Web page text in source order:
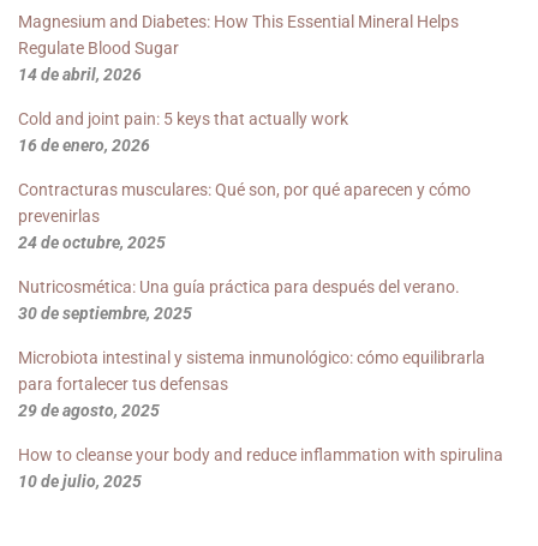
Magnesium and Diabetes: How This Essential Mineral Helps
Regulate Blood Sugar
14 de abril, 2026
Cold and joint pain: 5 keys that actually work
16 de enero, 2026
Contracturas musculares: Qué son, por qué aparecen y cómo
prevenirlas
24 de octubre, 2025
Nutricosmética: Una guía práctica para después del verano.
30 de septiembre, 2025
Microbiota intestinal y sistema inmunológico: cómo equilibrarla
para fortalecer tus defensas
29 de agosto, 2025
How to cleanse your body and reduce inflammation with spirulina
10 de julio, 2025